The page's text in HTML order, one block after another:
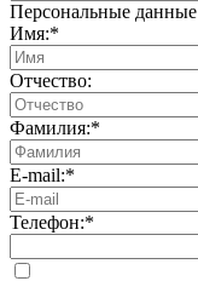
Персональные данные
Имя:*
Отчество:
Фамилия:*
E-mail:*
Телефон:*